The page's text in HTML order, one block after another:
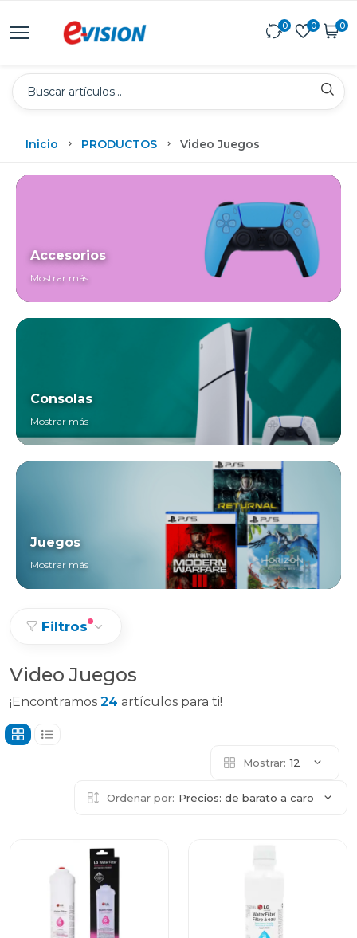
0 0 0
Inicio PRODUCTOS Video Juegos
Accesorios
Mostrar más
Consolas
Mostrar más
Juegos
Mostrar más
Filtros
Video Juegos
¡Encontramos 24 artículos para ti!
Mostrar: 12
Ordenar por: Precios: de barato a caro